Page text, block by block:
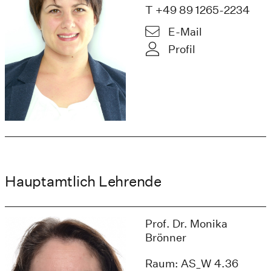
T +49 89 1265-2234
E-Mail
Profil
Hauptamtlich Lehrende
Prof. Dr. Monika
Brönner
Raum: AS_W 4.36